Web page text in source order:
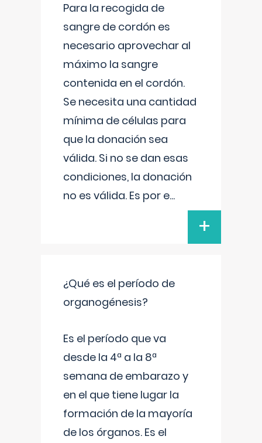
Para la recogida de
sangre de cordón es
necesario aprovechar al
máximo la sangre
contenida en el cordón.
Se necesita una cantidad
mínima de células para
que la donación sea
válida. Si no se dan esas
condiciones, la donación
no es válida. Es por e...
+
¿Qué es el período de
organogénesis?
Es el período que va
desde la 4ª a la 8ª
semana de embarazo y
en el que tiene lugar la
formación de la mayoría
de los órganos. Es el